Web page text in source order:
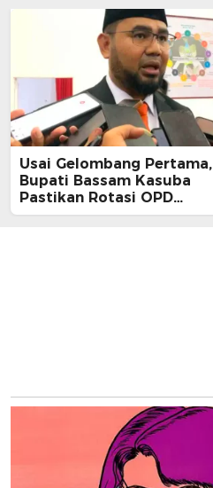
Usai Gelombang Pertama,
Bupati Bassam Kasuba
Pastikan Rotasi OPD
Tahap Dua